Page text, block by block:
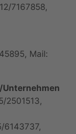
7167858,
Mail:
2501513,
6143737,